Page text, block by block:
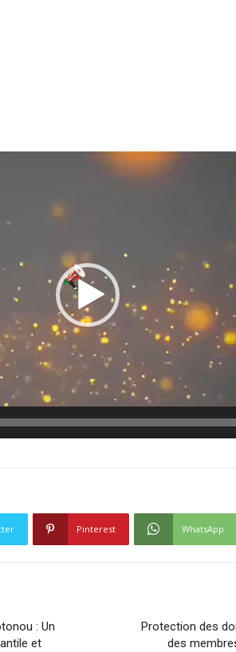
Lecteur
Pinterest WhatsApp
: Un
et
Protection des
des